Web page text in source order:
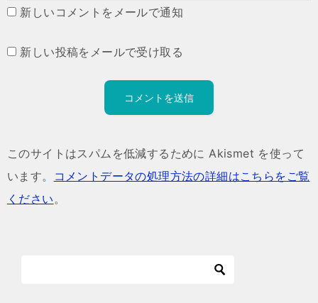
新しいコメントをメールで通知
新しい投稿をメールで受け取る
このサイトはスパムを低減するために Akismet を使って
います。
コメントデータの処理方法の詳細はこちらをご覧
ください。